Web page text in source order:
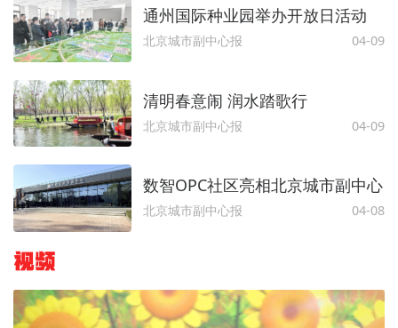
通州国际种业园举办开放日活动
北京城市副中心报 04-09
清明春意闹 润水踏歌行
北京城市副中心报 04-09
数智OPC社区亮相北京城市副中心
北京城市副中心报 04-08
视频